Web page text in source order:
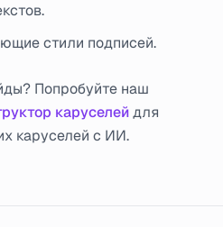
стили подписей.
Попробуйте наш
каруселейдля
каруселей с ИИ.